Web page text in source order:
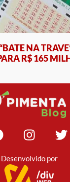
NA
R$ 165
Desenvolvido por